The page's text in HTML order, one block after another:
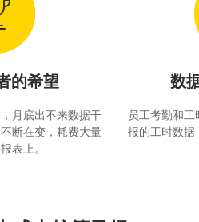
的希望
月底出不来数据干
断在变，耗费大量
表上。
数
员工考勤和
报的工时数据